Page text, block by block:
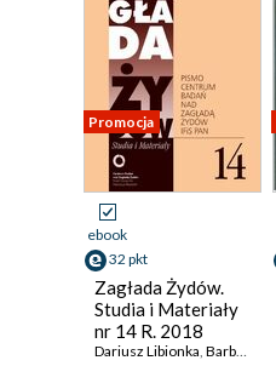
Promocja
ebook
32 pkt
Zagłada Żydów.
Studia i Materiały
nr 14 R. 2018
Dariusz Libionka, Barbara Engelking